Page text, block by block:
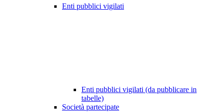
Enti pubblici vigilati
Enti pubblici vigilati (da pubblicare in
tabelle)
Società partecipate